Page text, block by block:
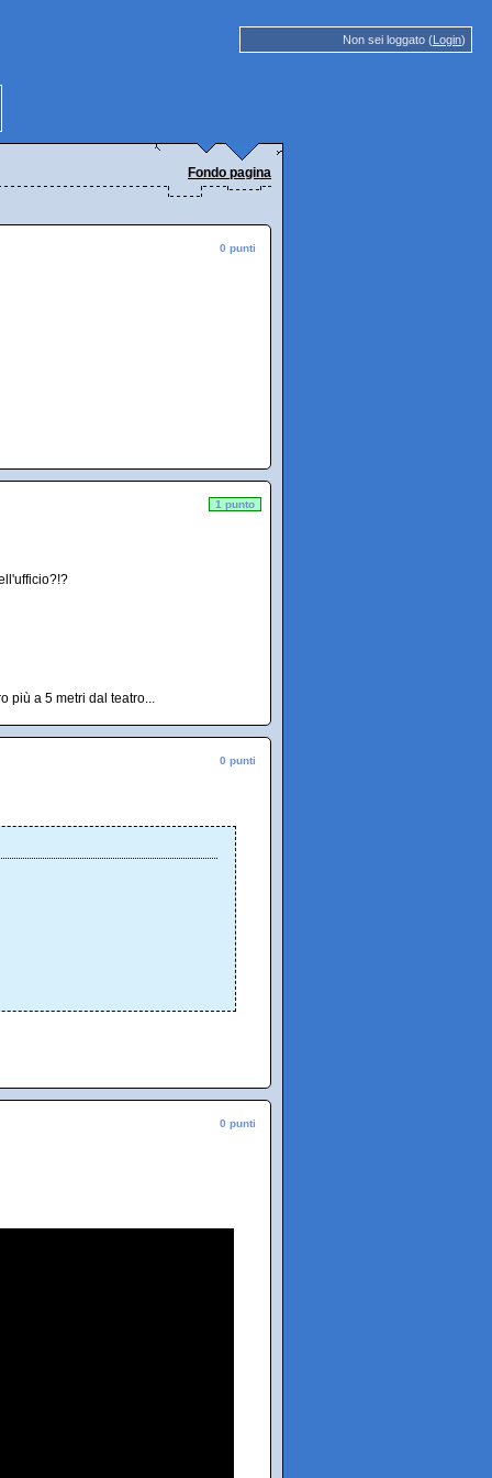
Non sei loggato (Login)
Fondo pagina
0 punti
1 punto
più a 5 metri dal teatro...
0 punti
0 punti